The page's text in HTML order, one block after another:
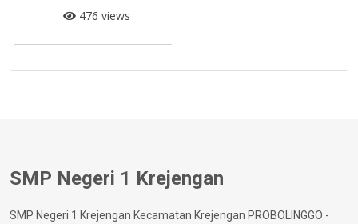
476 views
SMP Negeri 1 Krejengan
SMP Negeri 1 Krejengan Kecamatan Krejengan PROBOLINGGO -